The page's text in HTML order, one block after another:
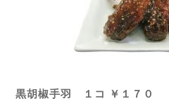
黒胡椒手羽 １コ ￥１７０